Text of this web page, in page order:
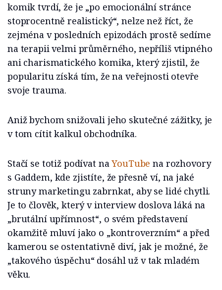
komik tvrdí, že je „po emocionální stránce
stoprocentně realistický“, nelze než říct, že
zejména v posledních epizodách prostě sedíme
na terapii velmi průměrného, nepříliš vtipného
ani charismatického komika, který zjistil, že
popularitu získá tím, že na veřejnosti otevře
svoje trauma.
Aniž bychom snižovali jeho skutečné zážitky, je
v tom cítit kalkul obchodníka.
Stačí se totiž podívat naYouTube na rozhovory
s Gaddem, kde zjistíte, že přesně ví, na jaké
struny marketingu zabrnkat, aby se lidé chytli.
Je to člověk, který v interview doslova láká na
„brutální upřímnost“, o svém představení
okamžitě mluví jako o „kontroverzním“ a před
kamerou se ostentativně diví, jak je možné, že
„takového úspěchu“ dosáhl už v tak mladém
věku.